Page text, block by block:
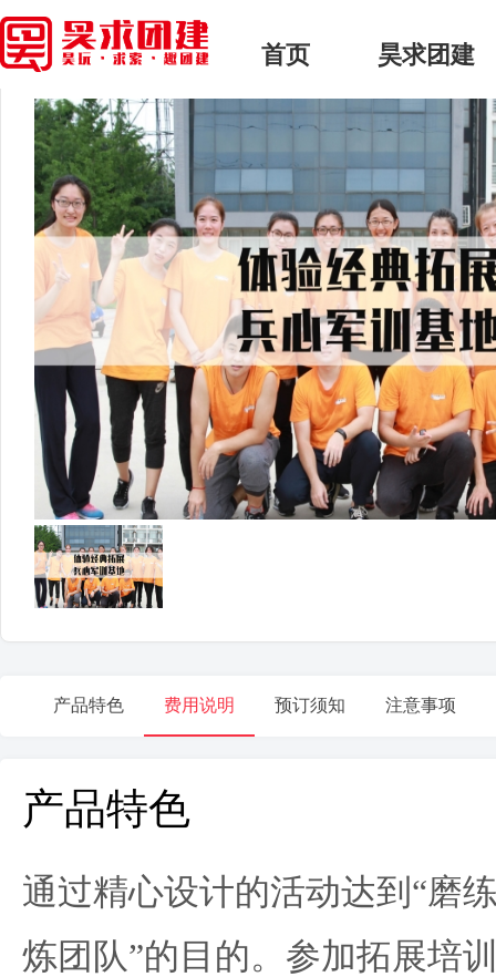
首页 昊求团建
首页> 昊求团建 > 正文
产品特色 费用说明 预订须知 注意事项
产品特色
通过精心设计的活动达到“磨
炼团队”的目的。参加拓展培